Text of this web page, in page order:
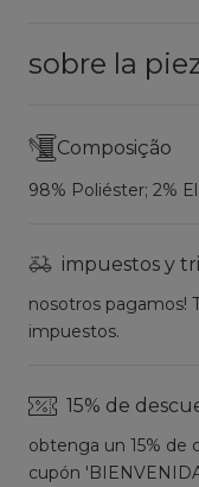
sobre la
Composição
98% Poliéster; 2%
impuestos y
nosotros pagamos!
impuestos.
15% de
obtenga un 15% de
cupón